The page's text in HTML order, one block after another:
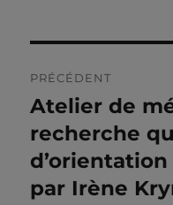
de
l’article
PRÉCÉDENT
Publication
précédente :
Atelier de
recherche
par Irène